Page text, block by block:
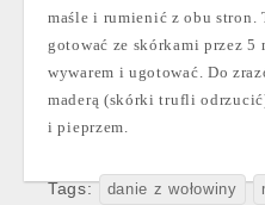
maśle i rumienić z obu stron.
gotować ze skórkami przez 5
wywarem i ugotować. Do
maderą (skórki trufli
i pieprzem.
Tags: danie z wołowiny